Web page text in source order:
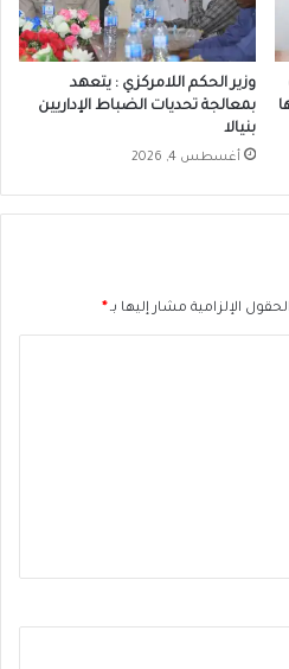
وزير الحكم اللامركزي : يتعهد
بمعالجة تحديات الضباط الإداريين
بنيالا
أغسطس 4, 2026
الحقول الإلزامية مشار إليها بـ*